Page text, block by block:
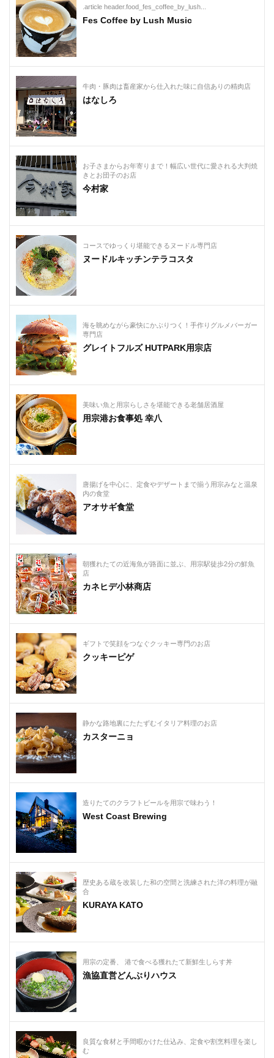
.article header.food_fes_coffee_by_lush...
Fes Coffee by Lush Music
牛肉・豚肉は畜産家から仕入れた味に自信ありの精肉店
はなしろ
お子さまからお年寄りまで！幅広い世代に愛される大判焼
きとお団子のお店
今村家
コースでゆっくり堪能できるヌードル専門店
ヌードルキッチンテラコスタ
海を眺めながら豪快にかぶりつく！手作りグルメバーガー
専門店
グレイトフルズ HUTPARK用宗店
美味い魚と用宗らしさを堪能できる老舗居酒屋
用宗港お食事処 幸八
唐揚げを中心に、定食やデザートまで揃う用宗みなと温泉
内の食堂
アオサギ食堂
朝獲れたての近海魚が路面に並ぶ、用宗駅徒歩2分の鮮魚
店
カネヒデ小林商店
ギフトで笑顔をつなぐクッキー専門のお店
クッキーピゲ
静かな路地裏にたたずむイタリア料理のお店
カスターニョ
造りたてのクラフトビールを用宗で味わう！
West Coast Brewing
歴史ある蔵を改装した和の空間と洗練された洋の料理が融
合
KURAYA KATO
用宗の定番、 港で食べる獲れたて新鮮生しらす丼
漁協直営どんぶりハウス
良質な食材と手間暇かけた仕込み、定食や割烹料理を楽し
む